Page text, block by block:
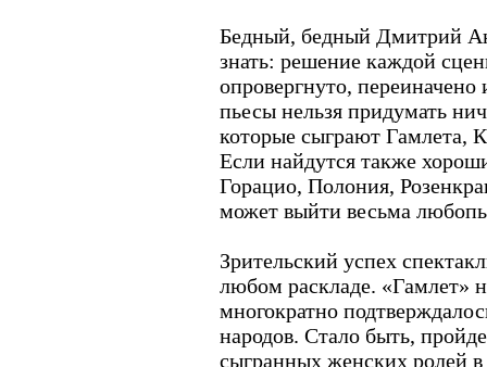
Бедный, бедный Дмитрий
знать: решение каждой
опровергнуто,
пьесы нельзя придумать
которые сыграют Гамлета,
Если найдутся также
Горацио, Полония,
может выйти весьма
Зрительский успех
любом раскладе. «Гамлет»
многократно
народов. Стало быть,
сыгранных женских ролей в